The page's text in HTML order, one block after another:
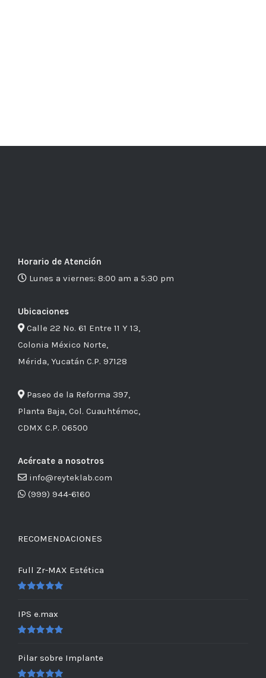
Horario de Atención
Lunes a viernes: 8:00 am a 5:30 pm
Ubicaciones
Calle 22 No. 61 Entre 11 Y 13,
Colonia México Norte,
Mérida, Yucatán C.P. 97128
Paseo de la Reforma 397,
Planta Baja, Col. Cuauhtémoc,
CDMX C.P. 06500
Acércate a nosotros
info@reyteklab.com
(999) 944-6160
RECOMENDACIONES
Full Zr-MAX Estética
IPS e.max
Pilar sobre Implante